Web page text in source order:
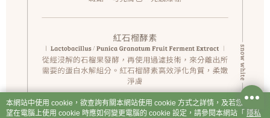
本網站中使用 cookie，欲查詢有關本網站使用 cookie 方式之詳情，及若您不希
望在電腦上使用 cookie 時應如何變更電腦的 cookie 設定，請參閱本網站「 隱私